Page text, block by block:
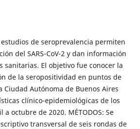
estudios de seroprevalencia permiten
del SARS-CoV-2 y dan información
sanitarias. El objetivo fue conocer la
de la seropositividad en puntos de
Autónoma de Buenos Aires
clínico-epidemiológicas de los
octubre de 2020. MÉTODOS: Se
transversal de seis rondas de